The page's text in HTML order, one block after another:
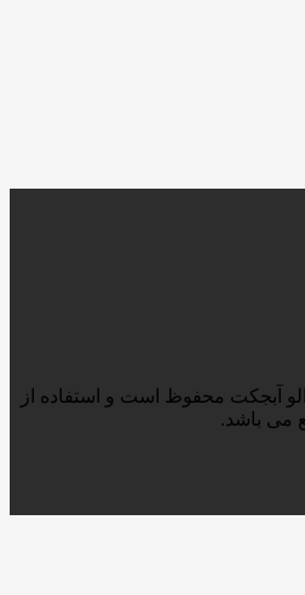
محفوظ است و استفاده از
باشد.